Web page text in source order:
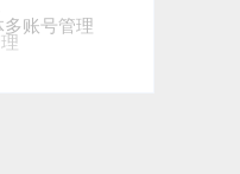
账号管理